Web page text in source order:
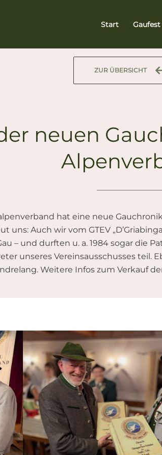
Start
ZUR ÜBERSICHT
neuen
hat eine neue
uns: Auch wir vom GTEV
– und durften u. a. 1984 sogar die
unseres Vereinsausschusses
Weitere Infos zum Verkauf